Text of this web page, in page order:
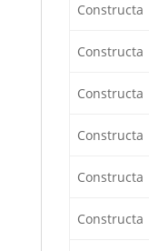
Constructa
Constructa
Constructa
Constructa
Constructa
Constructa